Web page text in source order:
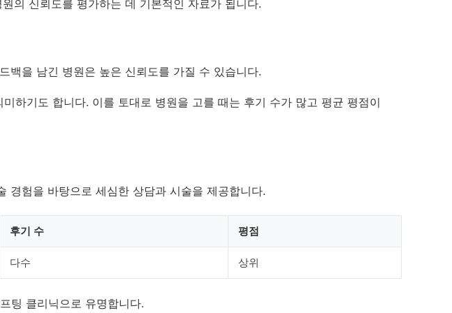
의 신뢰도를 평가하는 데 기본적인 자료가 됩니다.
백을 남긴 병원은 높은 신뢰도를 가질 수 있습니다.
하기도 합니다. 이를 토대로 병원을 고를 때는 후기 수가 많고 평균 평점이
경험을 바탕으로 세심한 상담과 시술을 제공합니다.
후기 수 평점
다수 상위
팅 클리닉으로 유명합니다.